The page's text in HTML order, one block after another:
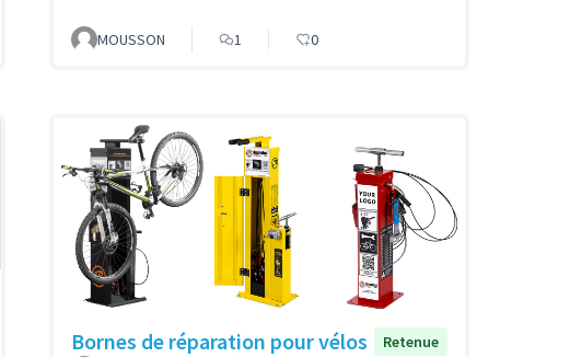
MOUSSON 1 0
Bornes de réparation pour vélos
Retenue